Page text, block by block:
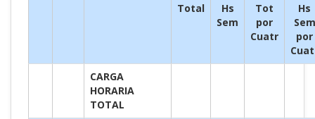
Total
Hs
Sem
Tot
por
Cuatr
Hs
Sem
por
CARGA
HORARIA
TOTAL